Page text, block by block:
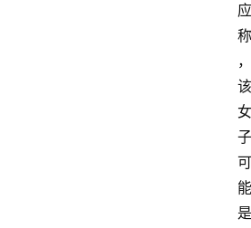
应
称
，
该
女
子
可
能
是